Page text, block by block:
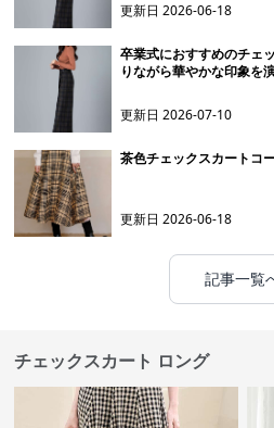
更新日2026-06-18
卒業式におすすめのチェ
りながら華やかな印象を
更新日2026-07-10
茶色チェックスカートコ
更新日2026-06-18
記事一覧
チェックスカート ロング